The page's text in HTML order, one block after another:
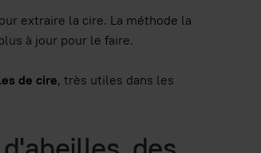
extraire la cire. La méthode la
à jour pour le faire.
de cire, très utiles dans les